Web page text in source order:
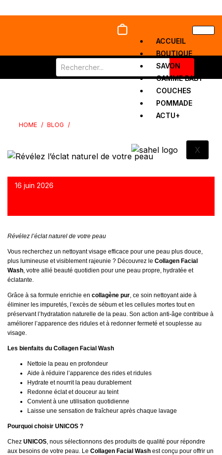
ACCUEIL
BOUTIQUE
SAVON
GAMME BABY
COUCHES
POMMADE
ACTU+
X
RÉVÉLEZ L’ÉCLAT NATUREL DE VOTRE PEAU
HOME / BLOG /
16 juin 2026
Révélez l’éclat naturel de votre peau
Vous recherchez un nettoyant visage efficace pour une peau plus douce,
plus lumineuse et visiblement rajeunie ? Découvrez le Collagen Facial
Wash, votre allié beauté quotidien pour une peau propre, hydratée et
éclatante.
Grâce à sa formule enrichie en collagène pur, ce soin nettoyant aide à
éliminer les impuretés, l’excès de sébum et les cellules mortes tout en
préservant l’hydratation naturelle de la peau. Son action anti-âge contribue à
améliorer l’apparence des ridules et à redonner fermeté et souplesse au
visage.
Les bienfaits du Collagen Facial Wash
Nettoie la peau en profondeur
Aide à réduire l’apparence des rides et ridules
Hydrate et nourrit la peau durablement
Redonne éclat et douceur au teint
Convient à une utilisation quotidienne
Laisse une sensation de fraîcheur après chaque lavage
Pourquoi choisir UNICOS ?
Chez UNICOS, nous sélectionnons des produits de qualité pour répondre
aux besoins de votre peau. Le Collagen Facial Wash est conçu pour offrir un